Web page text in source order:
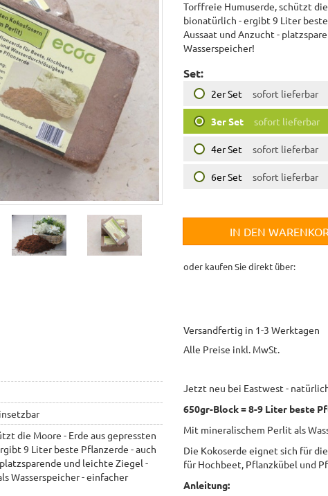
Torffreie Humuserde, schützt
bionatürlich - ergibt 9 Liter
Aussaat und Anzucht -
Wasserspeicher!
Set:
2er Set sofort lieferbar
3er Set sofort lieferbar
4er Set sofort lieferbar
6er Set sofort lieferbar
IN DEN
oder kaufen Sie direkt über:
Versandfertig in 1-3 Werktagen
Alle Preise inkl. MwSt.
die Moore - Erde aus gepressten
9 Liter beste Pflanzerde - auch
und leichte Ziegel -
Wasserspeicher - einfacher
Jetzt neu bei Eastwest -
650gr-Block = 8-9 Liter beste
Mit mineralischem Perlit als
Die Kokoserde eignet sich für
für Hochbeet, Pflanzkübel und
Anleitung: